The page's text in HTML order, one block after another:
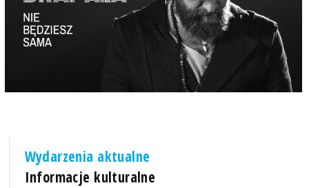
Wydarzenia aktualne
Informacje kulturalne